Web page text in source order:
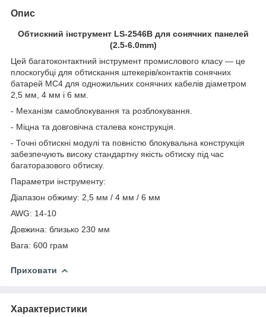
Опис
Обтискний інструмент LS-2546B для сонячних панелей
(2.5-6.0mm)
Цей багатоконтактний інструмент промислового класу — це
плоскогубці для обтискання штекерів/контактів сонячних
батарей MC4 для одножильних сонячних кабелів діаметром
2,5 мм, 4 мм і 6 мм.
- Механізм самоблокування та розблокування.
- Міцна та довговічна сталева конструкція.
- Точні обтискні модулі та повністю блокувальна конструкція
забезпечують високу стандартну якість обтиску під час
багаторазового обтиску.
Параметри інструменту:
Діапазон обжиму: 2,5 мм / 4 мм / 6 мм
AWG: 14-10
Довжина: близько 230 мм
Вага: 600 грам
Приховати
Характеристики